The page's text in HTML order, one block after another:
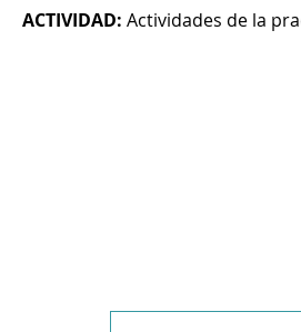
ACTIVIDAD: Actividades de la